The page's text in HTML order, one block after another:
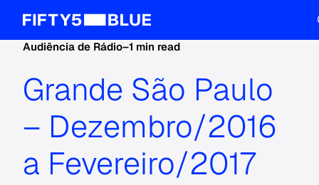
Audiência de Rádio–1 min read
Grande São Paulo
– Dezembro/2016
a Fevereiro/2017